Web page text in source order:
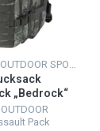
„Bedrock“
Digital
Pack